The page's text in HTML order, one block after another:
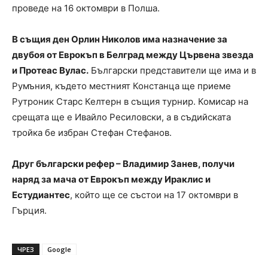
проведе на 16 октомври в Полша.
В същия ден Орлин Николов има назначение за
двубоя от Еврокъп в Белград между Цървена звезда
и Протеас Вулас. Български представители ще има и в
Румъния, където местният Констанца ще приеме
Рутроник Старс Келтерн в същия турнир. Комисар на
срещата ще е Ивайло Ресиловски, а в съдийската
тройка бе избран Стефан Стефанов.
Друг български рефер – Владимир Занев, получи
наряд за мача от Еврокъп между Ираклис и
Естудиантес, който ще се състои на 17 октомври в
Гърция.
ЧРЕЗ
Google